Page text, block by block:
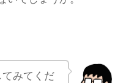
みてくだ